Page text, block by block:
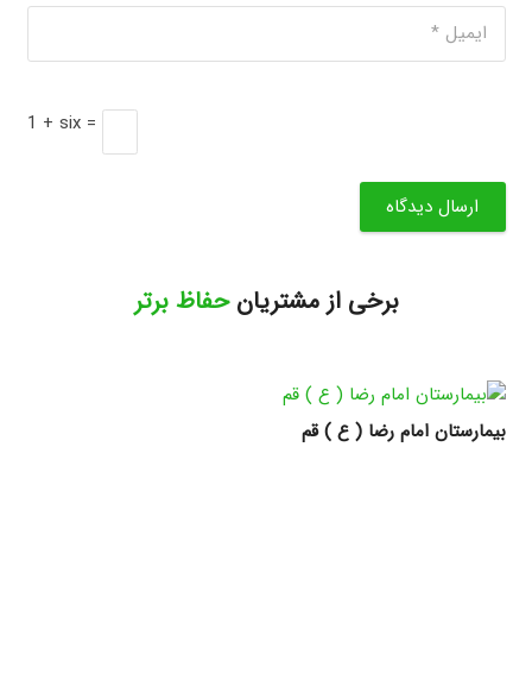
1 + six =
ارسال دیدگاه
برخی از مشتریانحفاظ برتر
بیمارستان امام رضا ( ع ) قم